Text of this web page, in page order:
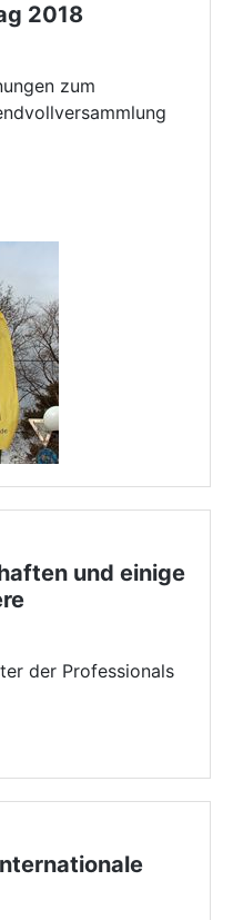
2018
zum
und einige
der Professionals